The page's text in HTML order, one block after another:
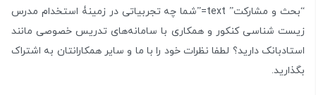
“بحث و مشارکت” text=”شما چه تجربیاتی در زمینۀ استخدام مدرس
زیست شناسی کنکور و همکاری با سامانه‌های تدریس خصوصی مانند
استادبانک دارید؟ لطفا نظرات خود را با ما و سایر همکارانتان به اشتراک
بگذارید.